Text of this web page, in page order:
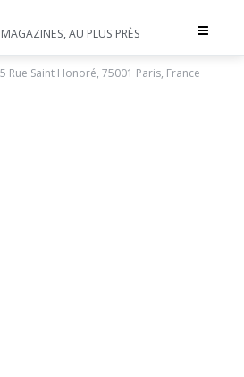
Toggle
AU PLUS PRÈS
Rue Saint Honoré, 75001 Paris, France